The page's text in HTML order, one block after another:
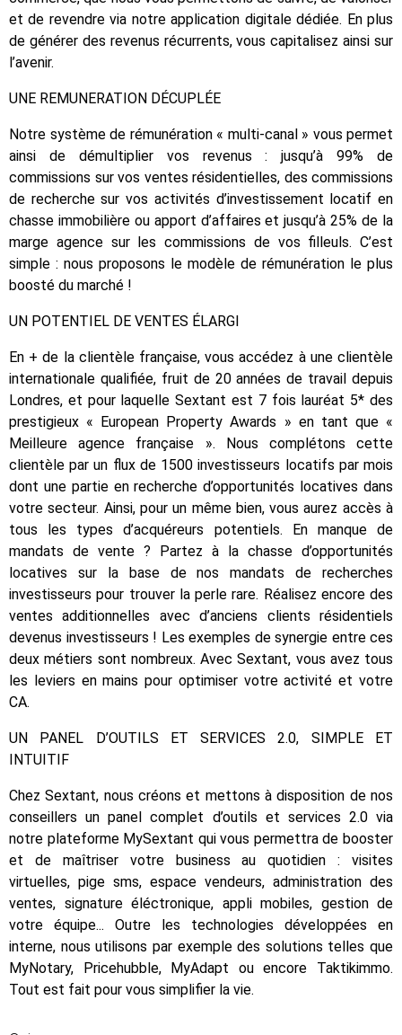
et de revendre via notre application digitale dédiée. En plus
de générer des revenus récurrents, vous capitalisez ainsi sur
l’avenir.
UNE REMUNERATION DÉCUPLÉE
Notre système de rémunération « multi-canal » vous permet
ainsi de démultiplier vos revenus : jusqu’à 99% de
commissions sur vos ventes résidentielles, des commissions
de recherche sur vos activités d’investissement locatif en
chasse immobilière ou apport d’affaires et jusqu’à 25% de la
marge agence sur les commissions de vos filleuls. C’est
simple : nous proposons le modèle de rémunération le plus
boosté du marché !
UN POTENTIEL DE VENTES ÉLARGI
En + de la clientèle française, vous accédez à une clientèle
internationale qualifiée, fruit de 20 années de travail depuis
Londres, et pour laquelle Sextant est 7 fois lauréat 5* des
prestigieux « European Property Awards » en tant que «
Meilleure agence française ». Nous complétons cette
clientèle par un flux de 1500 investisseurs locatifs par mois
dont une partie en recherche d’opportunités locatives dans
votre secteur. Ainsi, pour un même bien, vous aurez accès à
tous les types d’acquéreurs potentiels. En manque de
mandats de vente ? Partez à la chasse d’opportunités
locatives sur la base de nos mandats de recherches
investisseurs pour trouver la perle rare. Réalisez encore des
ventes additionnelles avec d’anciens clients résidentiels
devenus investisseurs ! Les exemples de synergie entre ces
deux métiers sont nombreux. Avec Sextant, vous avez tous
les leviers en mains pour optimiser votre activité et votre
CA.
UN PANEL D’OUTILS ET SERVICES 2.0, SIMPLE ET
INTUITIF
Chez Sextant, nous créons et mettons à disposition de nos
conseillers un panel complet d’outils et services 2.0 via
notre plateforme MySextant qui vous permettra de booster
et de maîtriser votre business au quotidien : visites
virtuelles, pige sms, espace vendeurs, administration des
ventes, signature éléctronique, appli mobiles, gestion de
votre équipe... Outre les technologies développées en
interne, nous utilisons par exemple des solutions telles que
MyNotary, Pricehubble, MyAdapt ou encore Taktikimmo.
Tout est fait pour vous simplifier la vie.